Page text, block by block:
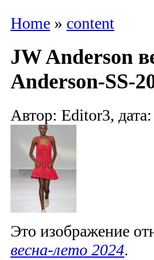
Home » content
JW Anderson
Anderson-SS-
Автор: Editor3,
Это изображение
весна-лето 2024.